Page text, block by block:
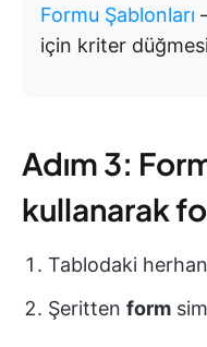
Formu Şablonları
için kriter
Adım 3:
kullanarak
Tablodaki
Şeritten form